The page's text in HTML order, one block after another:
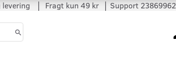
│ Fragt kun 49 kr │ Support 23869962